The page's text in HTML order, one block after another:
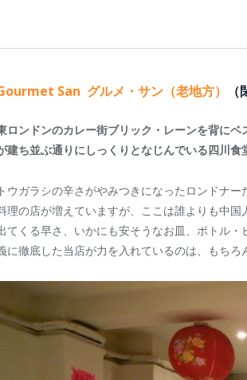
San グルメ・サン（老地方）
ロンドンのカレー街ブリック・レーンを背に
建ち並ぶ通りにしっくりとなじんでいる四川食
トウガラシの辛さがやみつきになったロンドナ
理の店が増えていますが、ここは誰よりも中
てくる早さ、いかにも安そうなお皿、ボトル
に徹底した当店が力を入れているのは、もちろ